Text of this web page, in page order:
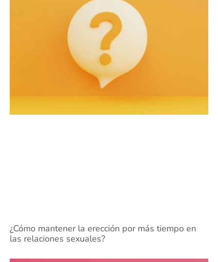
¿Cómo mantener la erección por más tiempo en
las relaciones sexuales?